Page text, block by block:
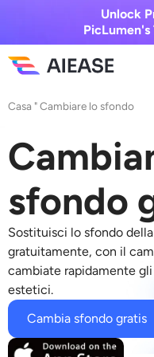
Unlock
Casa
AI Video
Da testo a video
Da immagine a video
Effetti video
Generatore di baci AI
Effetti video
Immagine AI
Da immagine a immagine
Strumenti di intelligenza
Prezzi
Casa "Cambiare lo sfondo
sfondo
Sostituisci lo sfondo
gratuitamente, con il
cambiate rapidamente
estetici.
Cambia sfondo gratis